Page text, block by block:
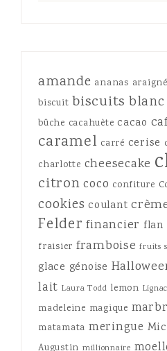
amande ananas
biscuit biscuits blanc
bûche cacahuète cacao
caramel carré cerise
charlotte cheesecake
citron coco confiture
cookies coulant
Felder financier flan
fraisier framboise fruits
glace génoise
lait Laura Todd lemon Lignac
madeleine magique
matamata meringue